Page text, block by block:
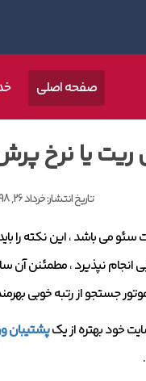
صفحه اصلی
ریت یا نرخ
تاریخ انتشار:خرداد 26, 1398
می باشد ، این نکته را
نپذیرد ، مطمئنن آن
موتور جستجو از رتبه خوبی
خود بهتره از یکپشتیبان